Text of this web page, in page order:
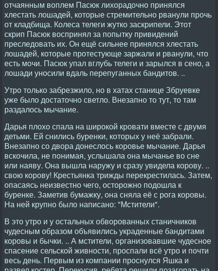
отчаянным воплем Пасюк лихорадочно принялся
хлестать лошадей, которые стремительно рванули прочь
от кладбища. Колеса телеги жутко заскрипели. Этот
скрип Пасюк воспринял за попытку привидений
преследовать их. Он ещё сильнее принялся хлестать
лошадей, которые протестующе заржали и рванули, что
есть мочи. Пасюк упал вглубь телеги и зарылся в сено, а
лошади уносили вдаль перепуганных бандитов. ..
Утро только забрезжило, но в хатах станице Збруевке
уже было достаточно светло. Внезапно то тут, то там
раздалось мычание.
Дарья плохо спала на широкой кровати вместе с двумя
детьми. Ей снились буренки, которых у неё забрали.
Внезапно со двора донеслось коровье мычание. Дарья
вскочила, не понимая, услышала она мычанье во сне
или наяву. Она вышла наружу и сразу увидела корову. ..
свою корову! Крестьянка трижды перекрестилась. Затем,
опасаясь неизвестно чего, осторожно подошла к
буренке. Заметив бумажку, она сняла её с рога коровы.
На ней крупно было написано: "Мстители".
В это утро и у остальных обворованных станичников
чудесным образом объявились украденные бандитами
коровы и бычки. .. А мстители, организовавшие чудесное
спасение сельской живности, проспали всё утро и почти
весь день. Первым из компании проснулся Яшка и